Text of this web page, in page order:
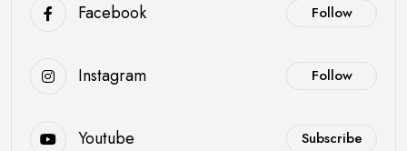
Facebook Follow
Instagram Follow
Youtube Subscribe